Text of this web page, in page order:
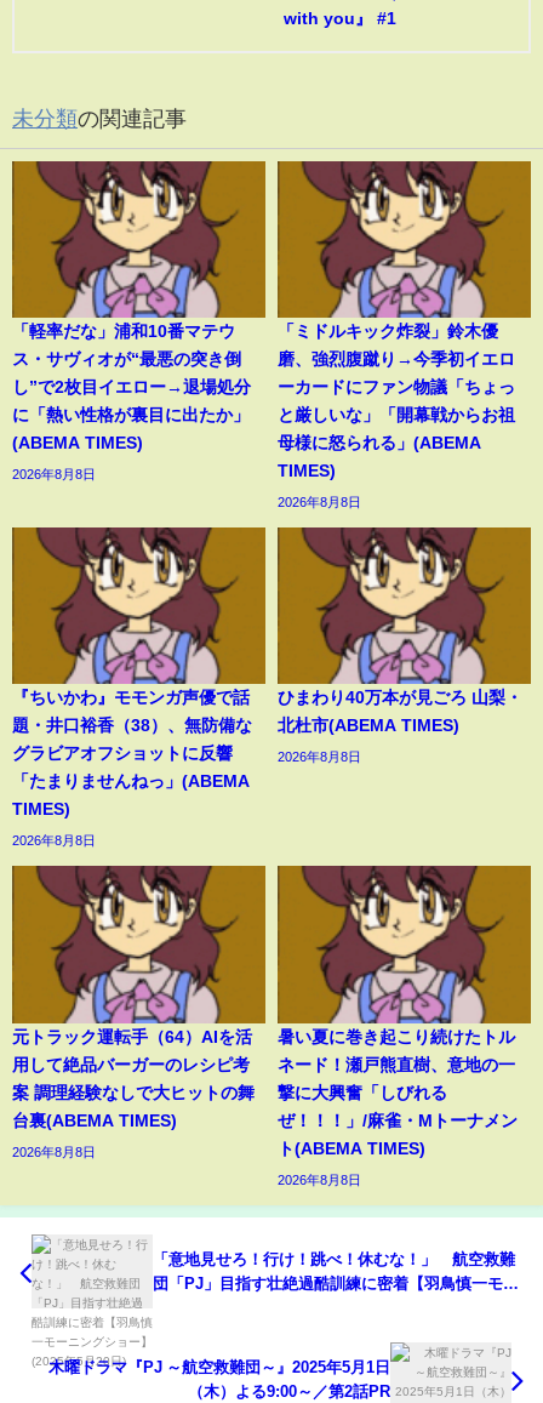
with you』 #1
未分類の関連記事
「軽率だな」浦和10番マテウ
ス・サヴィオが“最悪の突き倒
し”で2枚目イエロー→退場処分
に「熱い性格が裏目に出たか」
(ABEMA TIMES)
2026年8月8日
「ミドルキック炸裂」鈴木優
磨、強烈腹蹴り→今季初イエロ
ーカードにファン物議「ちょっ
と厳しいな」「開幕戦からお祖
母様に怒られる」(ABEMA
TIMES)
2026年8月8日
『ちいかわ』モモンガ声優で話
題・井口裕香（38）、無防備な
グラビアオフショットに反響
「たまりませんねっ」(ABEMA
TIMES)
2026年8月8日
ひまわり40万本が見ごろ 山梨・
北杜市(ABEMA TIMES)
2026年8月8日
元トラック運転手（64）AIを活
用して絶品バーガーのレシピ考
案 調理経験なしで大ヒットの舞
台裏(ABEMA TIMES)
2026年8月8日
暑い夏に巻き起こり続けたトル
ネード！瀬戸熊直樹、意地の一
撃に大興奮「しびれる
ぜ！！！」/麻雀・Mトーナメン
ト(ABEMA TIMES)
2026年8月8日
「意地見せろ！行け！跳べ！休むな！」 航空救難
団「PJ」目指す壮絶過酷訓練に密着【羽鳥慎一モー
木曜ドラマ『PJ ～航空救難団～』2025年5月1日
（木）よる9:00～／第2話PR